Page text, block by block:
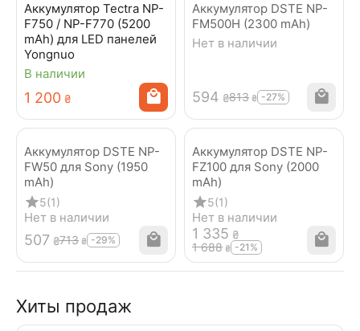
Аккумулятор Tectra NP-
F750 / NP-F770 (5200
mAh) для LED панелей
Yongnuo
В наличии
1 200 ₴
Аккумулятор DSTE NP-
FM500H (2300 mAh)
Нет в наличии
‍594‍ ₴‍813‍ ₴ -27%
Аккумулятор DSTE NP-
FW50 для Sony (1950
mAh)
5(1)
Нет в наличии
‍507‍ ₴‍713‍ ₴ -29%
Аккумулятор DSTE NP-
FZ100 для Sony (2000
mAh)
5(1)
Нет в наличии
1 335 ₴
1 688 ₴ -21%
Хиты продаж